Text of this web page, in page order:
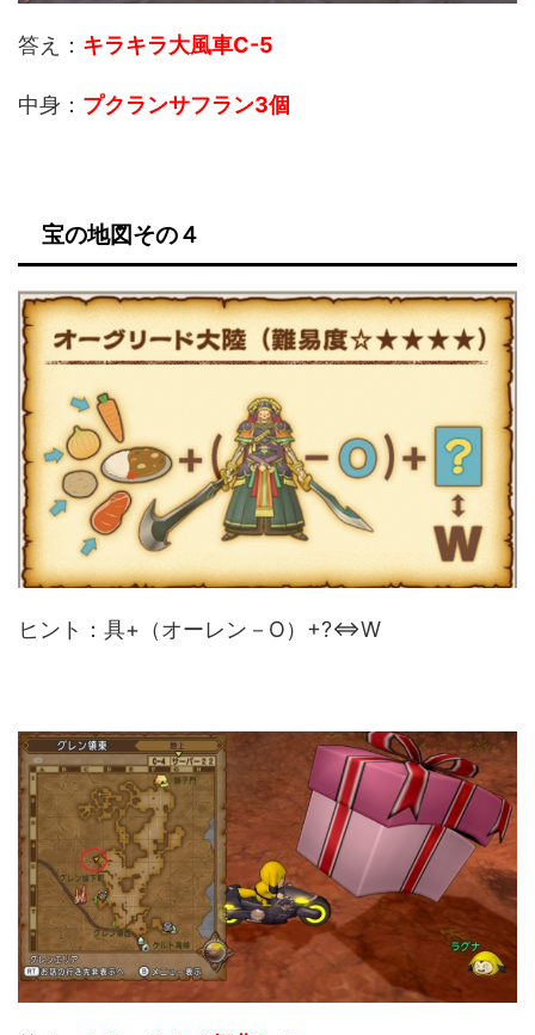
答え： キラキラ大風車C-5
中身： プクランサフラン3個
宝の地図その４
ヒント：具+（オーレン－O）+?⇔W